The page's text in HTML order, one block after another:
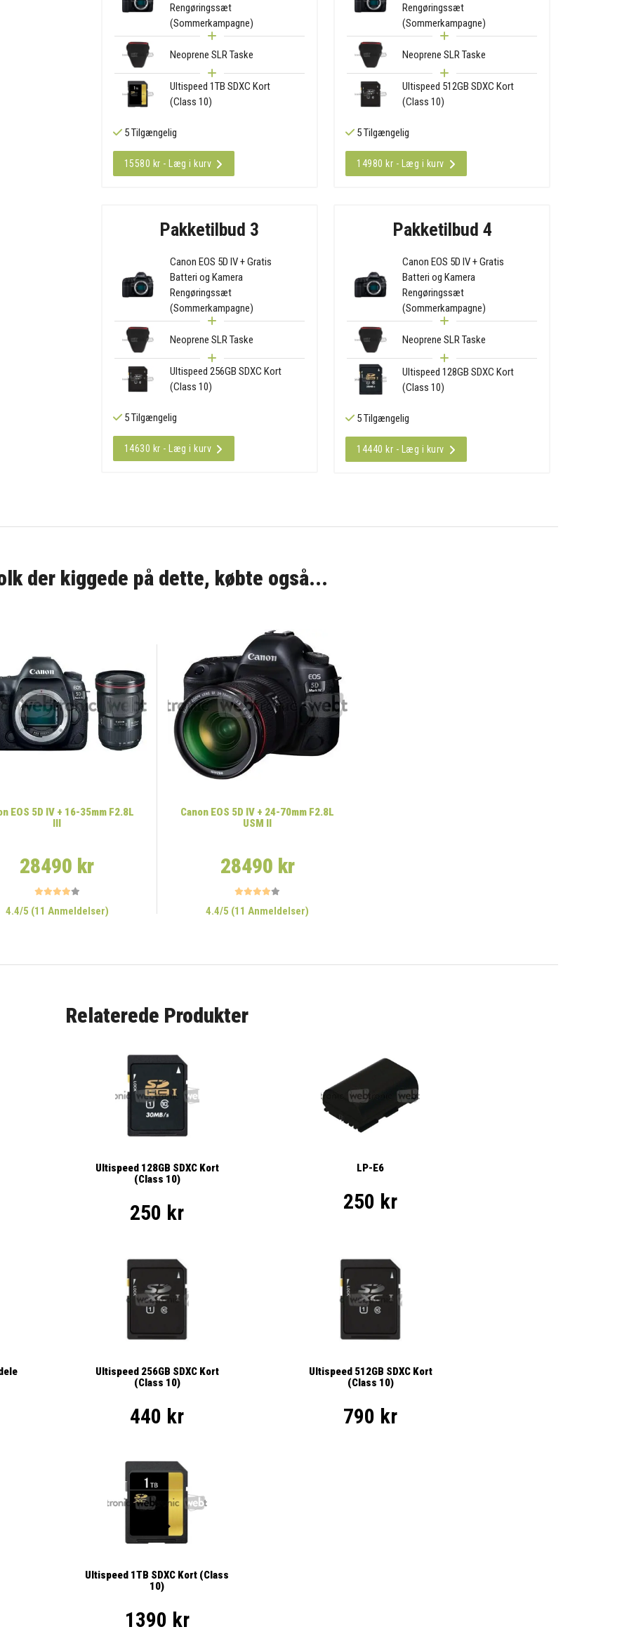
Rengøringssæt
(Sommerkampagne)
Neoprene SLR Taske
Ultispeed 1TB SDXC Kort
(Class 10)
5 Tilgængelig
15580 kr - Læg i kurv
Rengøringssæt
(Sommerkampagne)
Neoprene SLR Taske
Ultispeed 512GB SDXC Kort
(Class 10)
5 Tilgængelig
14980 kr - Læg i kurv
Pakketilbud 3
Canon EOS 5D IV + Gratis
Batteri og Kamera
Rengøringssæt
(Sommerkampagne)
Neoprene SLR Taske
Ultispeed 256GB SDXC Kort
(Class 10)
5 Tilgængelig
14630 kr - Læg i kurv
Pakketilbud 4
Canon EOS 5D IV + Gratis
Batteri og Kamera
Rengøringssæt
(Sommerkampagne)
Neoprene SLR Taske
Ultispeed 128GB SDXC Kort
(Class 10)
5 Tilgængelig
14440 kr - Læg i kurv
der kiggede på dette, købte også...
EOS 5D IV + 16-35mm F2.8L
III
28490 kr
4.4/5 (11 Anmeldelser)
Canon EOS 5D IV + 24-70mm F2.8L
USM II
28490 kr
4.4/5 (11 Anmeldelser)
Relaterede Produkter
Ultispeed 128GB SDXC Kort
(Class 10)
250 kr
LP-E6
250 kr
Ultispeed 256GB SDXC Kort
(Class 10)
440 kr
Ultispeed 512GB SDXC Kort
(Class 10)
790 kr
Ultispeed 1TB SDXC Kort (Class
10)
1390 kr